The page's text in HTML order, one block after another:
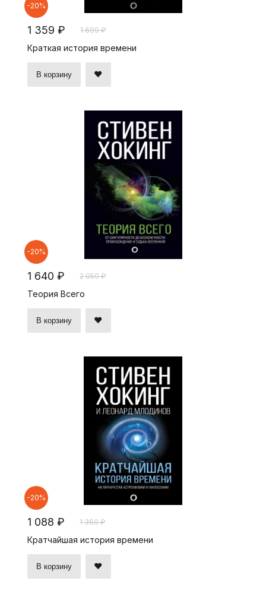
-20%
1 359 ₽ 1 699 ₽
Краткая история времени
В корзину
-20%
1 640 ₽ 2 050 ₽
Теория Всего
В корзину
-20%
1 088 ₽ 1 360 ₽
Кратчайшая история времени
В корзину